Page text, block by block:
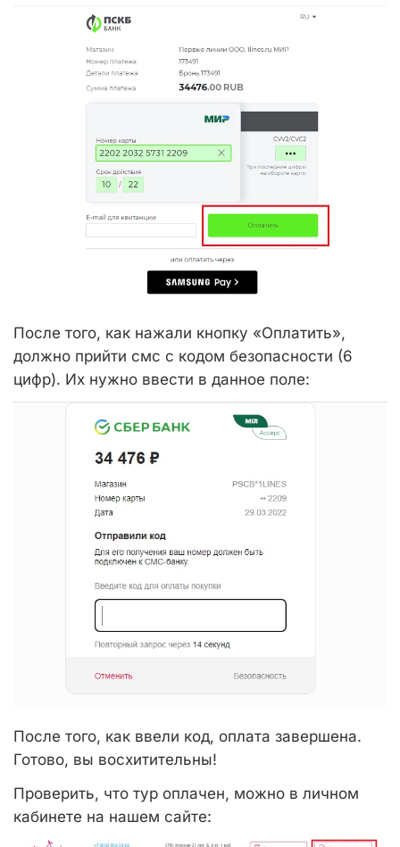
После того, как нажали кнопку «Оплатить»,
должно прийти смс с кодом безопасности (6
цифр). Их нужно ввести в данное поле:
После того, как ввели код, оплата завершена.
Готово, вы восхитительны!
Проверить, что тур оплачен, можно в личном
кабинете на нашем сайте: